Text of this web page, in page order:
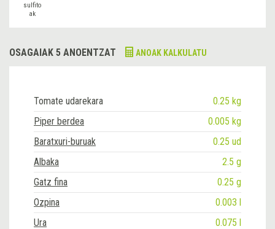
sulfito
ak
OSAGAIAK 5 ANOENTZAT ANOAK KALKULATU
Tomate udarekara
0.25 kg
Piper berdea
0.005 kg
Baratxuri-buruak
0.25 ud
Albaka
2.5 g
Gatz fina
0.25 g
Ozpina
0.003 l
Ura
0.075 l